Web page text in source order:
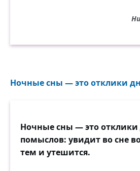
Ночные сны — это отклики
Ночные сны — это
помыслов: увидит во сне
тем и утешится.